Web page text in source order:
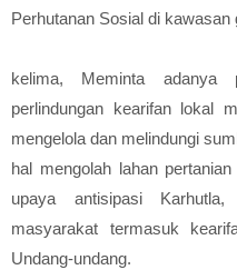
Perhutanan Sosial di
kelima, Meminta adanya
perlindungan kearifan lokal
mengelola dan melindungi
hal mengolah lahan
upaya antisipasi
masyarakat termasuk
Undang-undang.